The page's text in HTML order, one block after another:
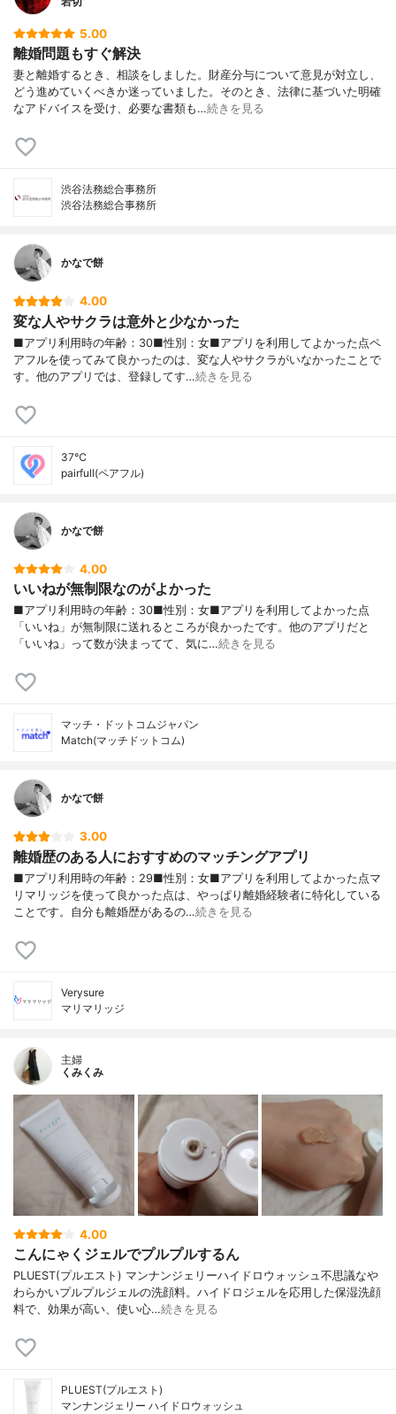
5.00
離婚問題もすぐ解決
妻と離婚するとき、相談をしました。財産分与について意見が対立し、
どう進めていくべきか迷っていました。そのとき、法律に基づいた明確
なアドバイスを受け、必要な書類も…続きを見る
渋谷法務総合事務所
渋谷法務総合事務所
かなで餅
4.00
変な人やサクラは意外と少なかった
■アプリ利用時の年齢：30■性別：女■アプリを利用してよかった点ペ
アフルを使ってみて良かったのは、変な人やサクラがいなかったことで
す。他のアプリでは、登録してす…続きを見る
37℃
pairfull(ペアフル)
かなで餅
4.00
いいねが無制限なのがよかった
■アプリ利用時の年齢：30■性別：女■アプリを利用してよかった点
「いいね」が無制限に送れるところが良かったです。他のアプリだと
「いいね」って数が決まってて、気に…続きを見る
マッチ・ドットコムジャパン
Match(マッチドットコム)
かなで餅
3.00
離婚歴のある人におすすめのマッチングアプリ
■アプリ利用時の年齢：29■性別：女■アプリを利用してよかった点マ
リマリッジを使って良かった点は、やっぱり離婚経験者に特化している
ことです。自分も離婚歴があるの…続きを見る
Verysure
マリマリッジ
主婦
くみくみ
4.00
こんにゃくジェルでプルプルするん
PLUEST(プルエスト) マンナンジェリーハイドロウォッシュ不思議なや
わらかいプルプルジェルの洗顔料。ハイドロジェルを応用した保湿洗顔
料で、効果が高い、使い心…続きを見る
PLUEST(プルエスト)
マンナンジェリー ハイドロウォッシュ